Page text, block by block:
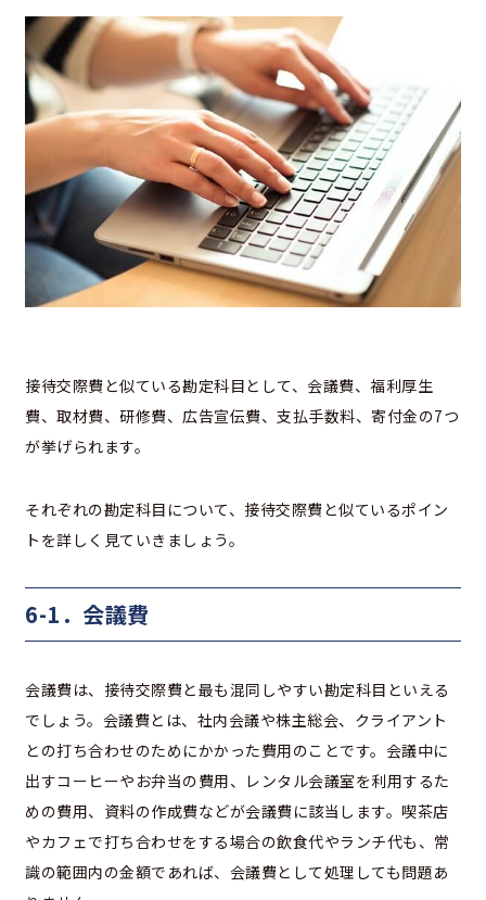
接待交際費と似ている勘定科目として、会議費、福利厚生
費、取材費、研修費、広告宣伝費、支払手数料、寄付金の7つ
が挙げられます。
それぞれの勘定科目について、接待交際費と似ているポイン
トを詳しく見ていきましょう。
6-1．会議費
会議費は、接待交際費と最も混同しやすい勘定科目といえる
でしょう。会議費とは、社内会議や株主総会、クライアント
との打ち合わせのためにかかった費用のことです。会議中に
出すコーヒーやお弁当の費用、レンタル会議室を利用するた
めの費用、資料の作成費などが会議費に該当します。喫茶店
やカフェで打ち合わせをする場合の飲食代やランチ代も、常
識の範囲内の金額であれば、会議費として処理しても問題あ